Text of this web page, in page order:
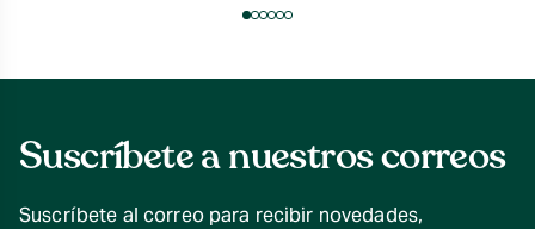
Suscríbete a nuestros correos
Suscríbete al correo para recibir novedades,